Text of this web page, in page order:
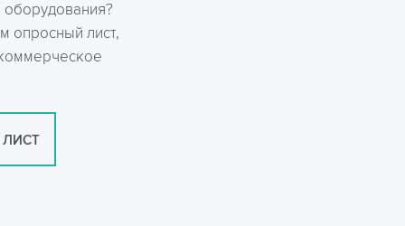
опросный лист,